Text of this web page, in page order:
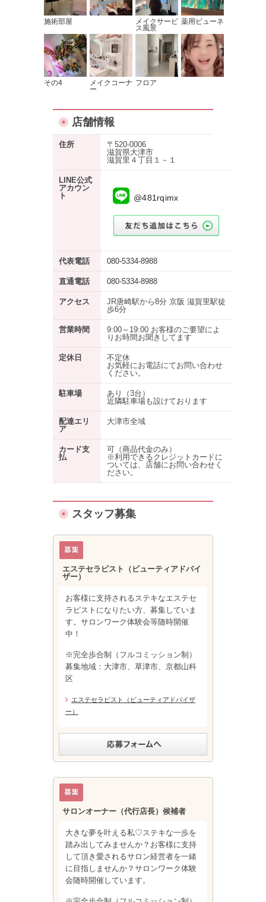
施術部屋
メイクサービ
ス風景
薬用ビューネ
その4
メイクコーナ
ー
フロア
店舗情報
住所
〒520-0006
滋賀県大津市
滋賀里４丁目１－１
LINE公式
アカウン
ト
@481rqimx
代表電話 080-5334-8988
直通電話 080-5334-8988
アクセス
JR唐崎駅から8分 京阪 滋賀里駅徒
歩6分
営業時間
9:00～19:00 お客様のご要望によ
りお時間お聞きしてます
定休日
不定休
お気軽にお電話にてお問い合わせ
ください。
駐車場 あり
（3台）
近隣駐車場も設けております
配達エリ
ア
大津市全域
カード支
払
可（商品代金のみ）
※利用できるクレジットカードに
ついては、店舗にお問い合わせく
ださい。
スタッフ募集
エステセラピスト（ビューティアドバイ
ザー）
お客様に支持されるステキなエステセ
ラピストになりたい方、募集していま
す。サロンワーク体験会等随時開催
中！
※完全歩合制（フルコミッション制）
募集地域：大津市、草津市、京都山科
区
エステセラピスト（ビューティアドバイザ
ー）
サロンオーナー（代行店長）候補者
大きな夢を叶える私♡ステキな一歩を
踏み出してみませんか？お客様に支持
して頂き愛されるサロン経営者を一緒
に目指しませんか？サロンワーク体験
会随時開催しています。